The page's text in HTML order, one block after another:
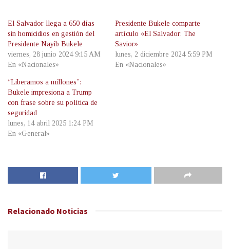
El Salvador llega a 650 días
sin homicidios en gestión del
Presidente Nayib Bukele
viernes, 28 junio 2024 9:15 AM
En «Nacionales»
Presidente Bukele comparte
artículo «El Salvador: The
Savior»
lunes, 2 diciembre 2024 5:59 PM
En «Nacionales»
“Liberamos a millones”:
Bukele impresiona a Trump
con frase sobre su política de
seguridad
lunes, 14 abril 2025 1:24 PM
En «General»
Relacionado Noticias